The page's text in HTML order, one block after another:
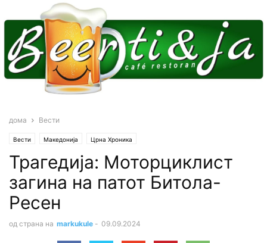
дома Вести
Вести Македонија Црна Хроника
Трагедија: Моторциклист
загина на патот Битола-
Ресен
од страна на markukule - 09.09.2024